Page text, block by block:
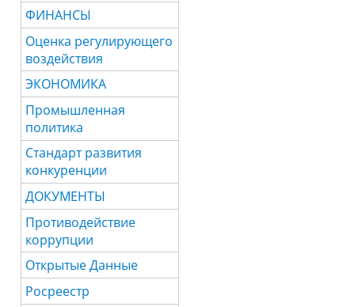
ФИНАНСЫ
Оценка регулирующего
воздействия
ЭКОНОМИКА
Промышленная
политика
Стандарт развития
конкуренции
ДОКУМЕНТЫ
Противодействие
коррупции
Открытые Данные
Росреестр